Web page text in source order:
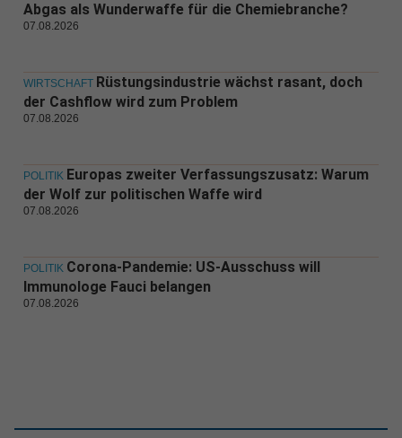
Abgas als Wunderwaffe für die Chemiebranche?
07.08.2026
WIRTSCHAFT Rüstungsindustrie wächst rasant, doch
der Cashflow wird zum Problem
07.08.2026
POLITIK Europas zweiter Verfassungszusatz: Warum
der Wolf zur politischen Waffe wird
07.08.2026
POLITIK Corona-Pandemie: US-Ausschuss will
Immunologe Fauci belangen
07.08.2026